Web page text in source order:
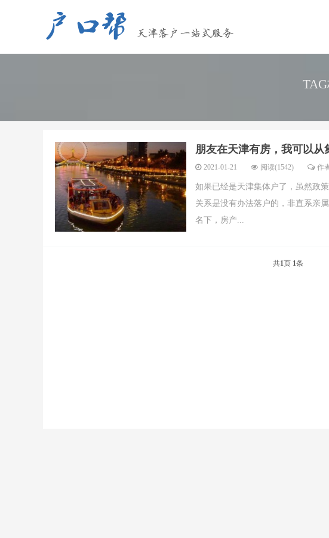
朋友在天津有房，我可以从
2021-01-21 阅读(1542) 作
如果已经是天津集体户了，虽然政
关系是没有办法落户的，非直系亲
名下，房产...
共1页 1条